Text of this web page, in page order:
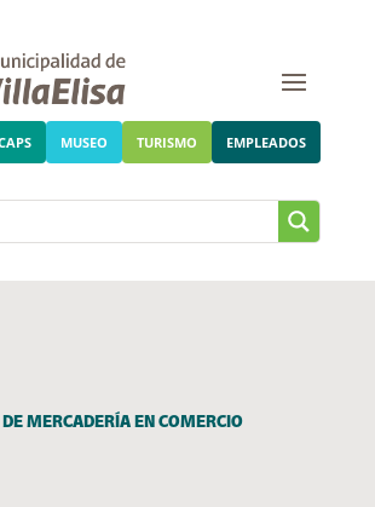
MUSEO TURISMO EMPLEADOS
MERCADERÍA EN COMERCIO